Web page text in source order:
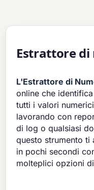
Estrattore
L'Estrattore di
online che
tutti i valori
lavorando con
di log o qualsiasi
questo strumento ti
in pochi secondi
molteplici opzioni